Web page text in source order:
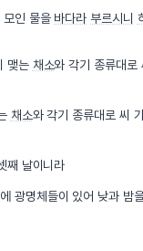
모인 물을 바다라 부르시니
맺는 채소와 각기 종류대로
채소와 각기 종류대로 씨
째 날이니라
에 광명체들이 있어 낮과 밤